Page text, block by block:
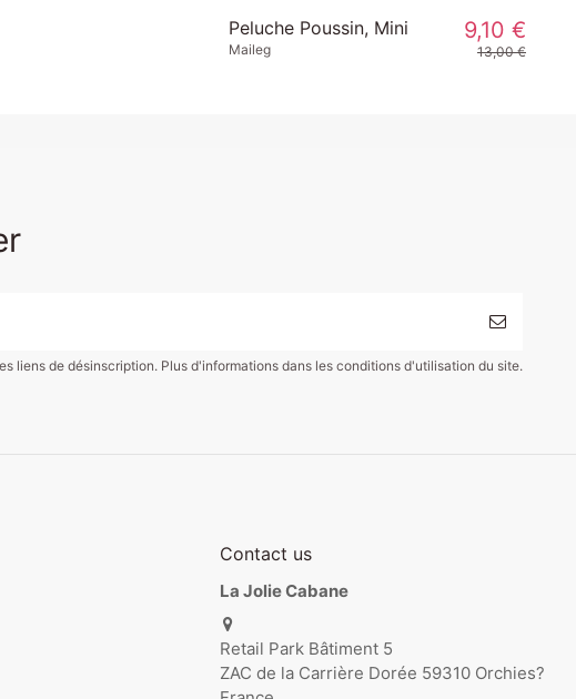
liens de désinscription. Plus d'informations dans les conditions d'utilisation du site.
Contact us
La Jolie Cabane
Retail Park Bâtiment 5
ZAC de la Carrière Dorée 59310 Orchies?